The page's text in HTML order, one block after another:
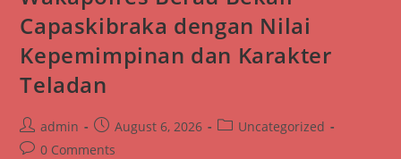
Call
Center
110
Capaskibraka dengan Nilai
Kepemimpinan dan Karakter
Teladan
Post
author:
admin
Post
published:
August 6, 2026
PostUncategorized
Post0 Comments